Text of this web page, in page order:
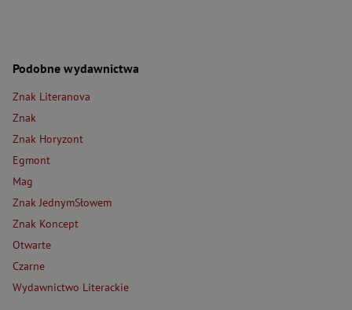
Podobne wydawnictwa
Znak Literanova
Znak
Znak Horyzont
Egmont
Mag
Znak JednymSłowem
Znak Koncept
Otwarte
Czarne
Wydawnictwo Literackie